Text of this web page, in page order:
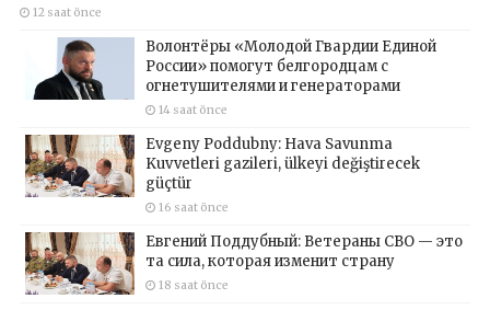
12 saat önce
Волонтёры «Молодой Гвардии Единой
России» помогут белгородцам с
огнетушителями и генераторами
14 saat önce
Evgeny Poddubny: Hava Savunma
Kuvvetleri gazileri, ülkeyi değiştirecek
güçtür
16 saat önce
Евгений Поддубный: Ветераны СВО — это
та сила, которая изменит страну
18 saat önce